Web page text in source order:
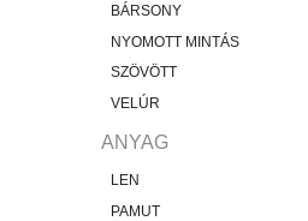
BÁRSONY
NYOMOTT MINTÁS
SZÖVÖTT
VELÚR
ANYAG
LEN
PAMUT